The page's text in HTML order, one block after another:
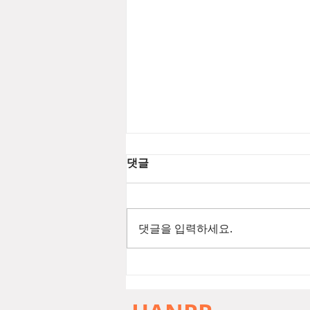
댓글
댓글을 입력하세요.